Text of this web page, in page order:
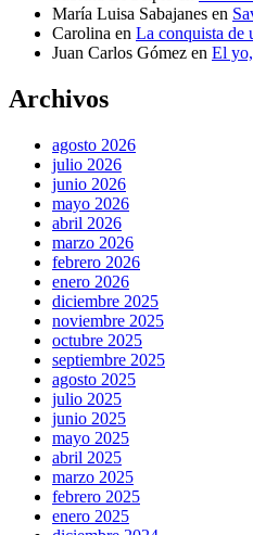
María Luisa Sabajanes en
Carolina en La conquista de
Juan Carlos Gómez en El
Archivos
agosto 2026
julio 2026
junio 2026
mayo 2026
abril 2026
marzo 2026
febrero 2026
enero 2026
diciembre 2025
noviembre 2025
octubre 2025
septiembre 2025
agosto 2025
julio 2025
junio 2025
mayo 2025
abril 2025
marzo 2025
febrero 2025
enero 2025